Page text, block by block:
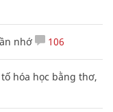
nhớ 106
hóa học bằng thơ,